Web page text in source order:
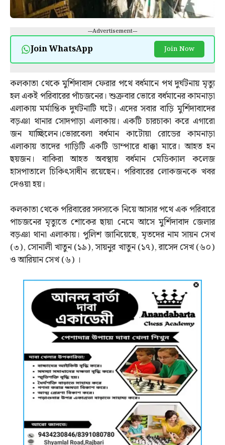
---Advertisement---
Join WhatsApp Join Now
কলকাতা থেকে মুর্শিদাবাদ ফেরার পথে বর্ধমানে পথ দুর্ঘটনায় মৃত্যু
হল একই পরিবারের পাঁচজনের। শুক্রবার ভোরে বর্ধমানের কামনাড়া
এলাকায় মর্মান্তিক দুর্ঘটনাটি ঘটে। এদের সবার বাড়ি মুর্শিদাবাদের
বড়ঞা থানার সোদপাড়া এলাকায়। একটি চারচাকা করে এগারো
জন যাচ্ছিলেন।ভোরবেলা বর্ধমান কাটোয়া রোডের কামনাড়া
এলাকায় তাদের গাড়িটি একটি ডাম্পারে ধাক্কা মারে। আহত হন
ছয়জন। বাকিরা আহত অবস্থায় বর্ধমান মেডিক্যাল কলেজ
হাসপাতালে চিকিত্‍সাধীন রয়েছেন। পরিবারের লোকজনকে খবর
দেওয়া হয়।
কলকাতা থেকে পরিবারের সদস্যকে নিয়ে আসার পথে এক পরিবারে
পাচজনের মৃত্যুতে শোকের ছায়া নেমে আসে মুর্শিদাবাদ জেলার
বড়ঞা থানা এলাকায়। পুলিশ জানিয়েছে, মৃতদের নাম সায়ন সেখ
(৩), সোনালী খাতুন (১৯), সায়নুর খাতুন (১৭), রাসেদ সেখ (৬০)
ও আরিয়ান সেখ (৬) ।